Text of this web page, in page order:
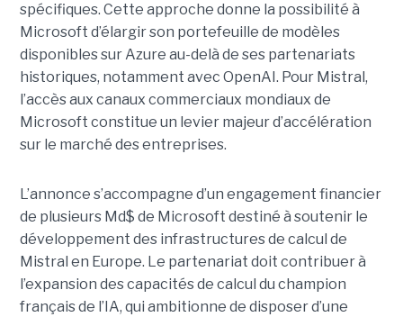
spécifiques. Cette approche donne la possibilité à
Microsoft d’élargir son portefeuille de modèles
disponibles sur Azure au-delà de ses partenariats
historiques, notamment avec OpenAI. Pour Mistral,
l’accès aux canaux commerciaux mondiaux de
Microsoft constitue un levier majeur d’accélération
sur le marché des entreprises.
L’annonce s’accompagne d’un engagement financier
de plusieurs Md$ de Microsoft destiné à soutenir le
développement des infrastructures de calcul de
Mistral en Europe. Le partenariat doit contribuer à
l’expansion des capacités de calcul du champion
français de l’IA, qui ambitionne de disposer d’une